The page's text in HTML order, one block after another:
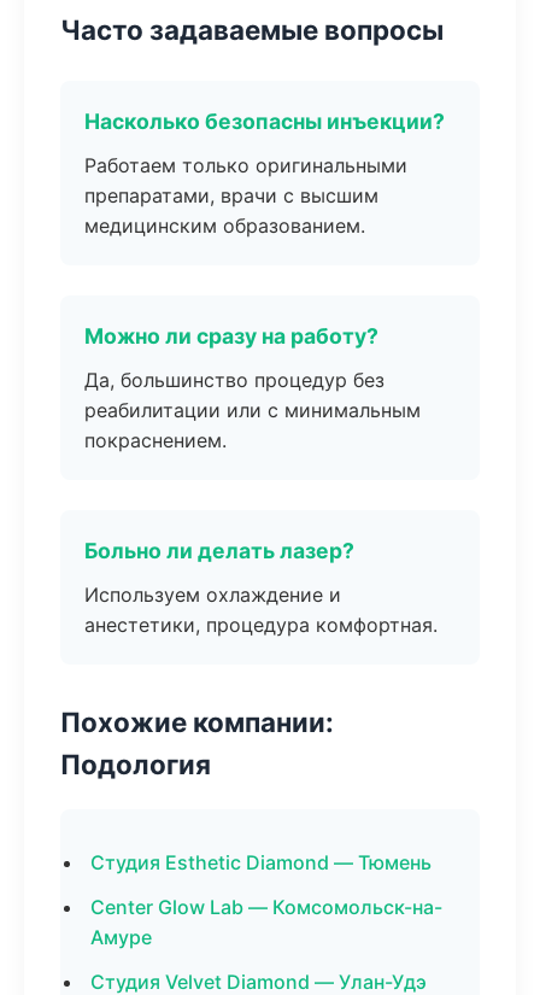
Часто задаваемые вопросы
Насколько безопасны инъекции?
Работаем только оригинальными
препаратами, врачи с высшим
медицинским образованием.
Можно ли сразу на работу?
Да, большинство процедур без
реабилитации или с минимальным
покраснением.
Больно ли делать лазер?
Используем охлаждение и
анестетики, процедура комфортная.
Похожие компании:
Подология
Студия Esthetic Diamond — Тюмень
Center Glow Lab — Комсомольск-на-
Амуре
Студия Velvet Diamond — Улан-Удэ